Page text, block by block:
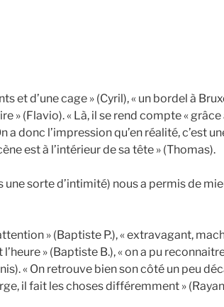
et d’une cage » (Cyril), « un bordel à
» (Flavio). « Là, il se rend compte « grâce
a donc l’impression qu’en réalité, c’est
est à l’intérieur de sa tête » (Thomas).
sorte d’intimité) nous a permis de
» (Baptiste P.), « extravagant,
» (Baptiste B.), « on a pu
« On retrouve bien son côté un peu
il fait les choses différemment »